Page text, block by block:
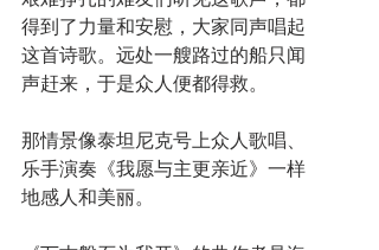
得到了力量和安慰，大家同声唱起
这首诗歌。远处一艘路过的船只闻
声赶来，于是众人便都得救。
那情景像泰坦尼克号上众人歌唱、
乐手演奏《我愿与主更亲近》一样
地感人和美丽。